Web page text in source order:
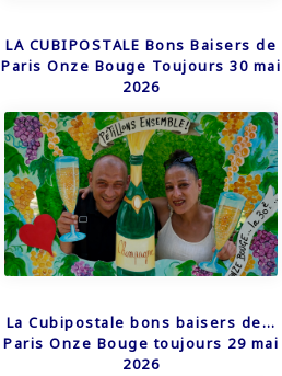
LA CUBIPOSTALE Bons Baisers de
Paris Onze Bouge Toujours 30 mai
2026
La Cubipostale bons baisers de…
Paris Onze Bouge toujours 29 mai
2026